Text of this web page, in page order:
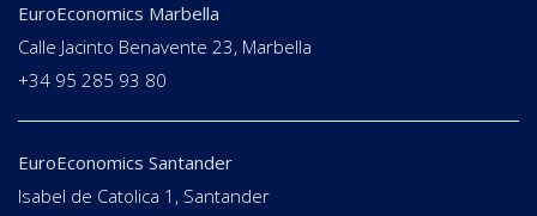
EuroEconomics Marbella
Calle Jacinto Benavente 23, Marbella
+34 95 285 93 80
EuroEconomics Santander
Isabel de Catolica 1, Santander